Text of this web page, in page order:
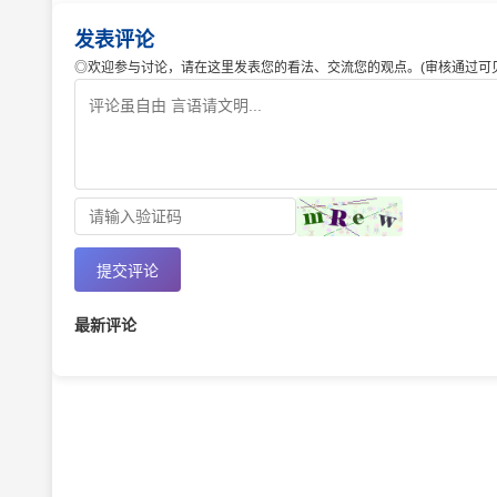
发表评论
◎欢迎参与讨论，请在这里发表您的看法、交流您的观点。(审核通过可
提交评论
最新评论